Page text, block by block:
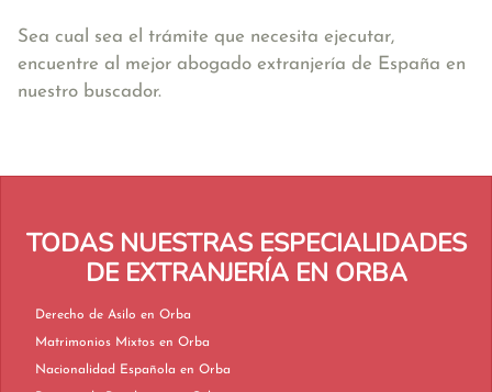
Sea cual sea el trámite que necesita ejecutar,
encuentre al mejor abogado extranjería de España en
nuestro buscador.
TODAS NUESTRAS ESPECIALIDADES
DE EXTRANJERÍA EN ORBA
Derecho de Asilo en Orba
Matrimonios Mixtos en Orba
Nacionalidad Española en Orba